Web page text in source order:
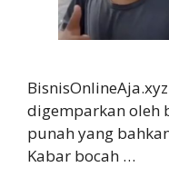
digemparkan oleh
punah yang
Kabar bocah …